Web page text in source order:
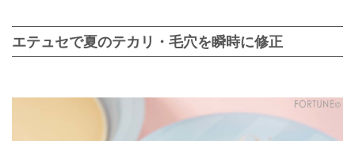
エテュセで夏のテカリ・毛穴を瞬時に修正